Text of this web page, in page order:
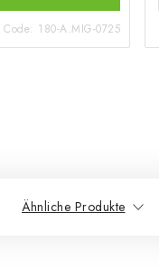
Code: 180-A.MIG-0725
Ähnliche Produkte